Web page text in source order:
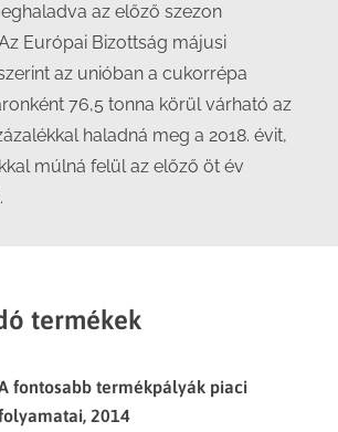
az előző szezon
Európai Bizottság májusi
az unióban a cukorrépa
76,5 tonna körül várható az
haladná meg a 2018. évit,
múlná felül az előző öt év
termékek
fontosabb termékpályák piaci
2014